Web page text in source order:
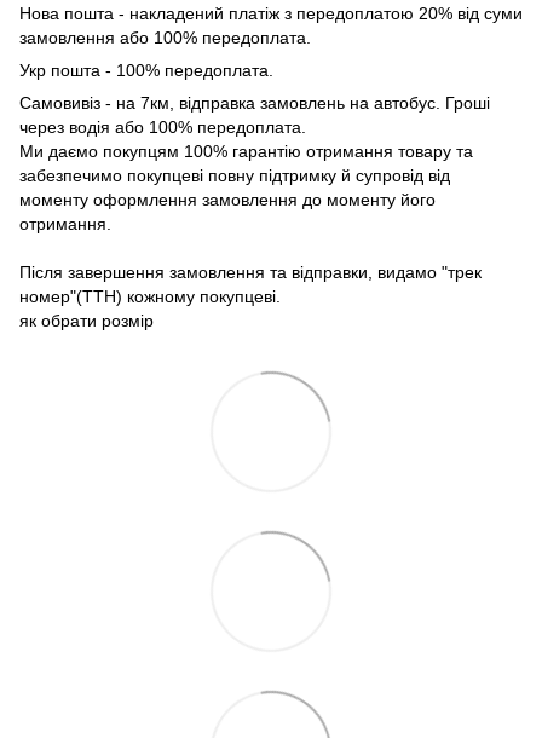
Нова пошта - накладений платіж з передоплатою 20% від суми
замовлення або 100% передоплата.
Укр пошта - 100% передоплата.
Самовивіз - на 7км, відправка замовлень на автобус. Гроші
через водія або 100% передоплата.
Ми даємо покупцям 100% гарантію отримання товару та
забезпечимо покупцеві повну підтримку й супровід від
моменту оформлення замовлення до моменту його
отримання.
Після завершення замовлення та відправки, видамо "трек
номер"(ТТН) кожному покупцеві.
як обрати розмір